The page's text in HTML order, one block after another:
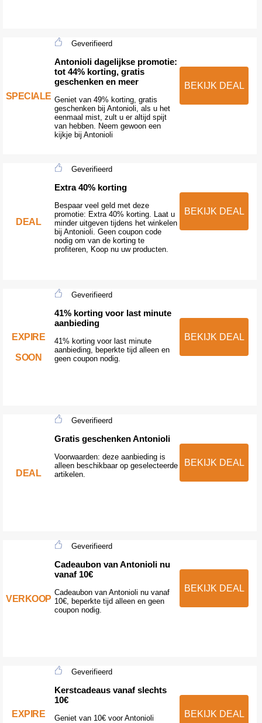
SPECIALE
Geverifieerd
Antonioli dagelijkse promotie:
tot 44% korting, gratis
geschenken en meer
Geniet van 49% korting, gratis
geschenken bij Antonioli, als u het
eenmaal mist, zult u er altijd spijt
van hebben. Neem gewoon een
kijkje bij Antonioli
BEKIJK DEAL
DEAL
Geverifieerd
Extra 40% korting
Bespaar veel geld met deze
promotie: Extra 40% korting. Laat u
minder uitgeven tijdens het winkelen
bij Antonioli. Geen coupon code
nodig om van de korting te
profiteren, Koop nu uw producten.
BEKIJK DEAL
EXPIRE
SOON
Geverifieerd
41% korting voor last minute
aanbieding
41% korting voor last minute
aanbieding, beperkte tijd alleen en
geen coupon nodig.
BEKIJK DEAL
DEAL
Geverifieerd
Gratis geschenken Antonioli
Voorwaarden: deze aanbieding is
alleen beschikbaar op geselecteerde
artikelen.
BEKIJK DEAL
VERKOOP
Geverifieerd
Cadeaubon van Antonioli nu
vanaf 10€
Cadeaubon van Antonioli nu vanaf
10€, beperkte tijd alleen en geen
coupon nodig.
BEKIJK DEAL
EXPIRE
Geverifieerd
Kerstcadeaus vanaf slechts
10€
Geniet van 10€ voor Antonioli
BEKIJK DEAL